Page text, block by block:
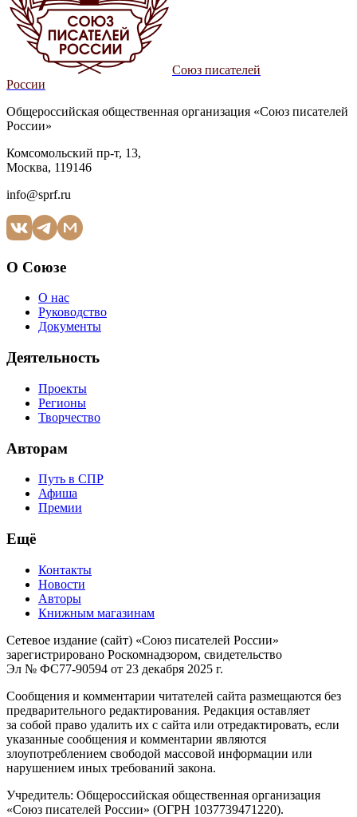
Союз писателей
России
Общероссийская общественная организация «Союз писателей
России»
Комсомольский пр-т, 13,
Москва, 119146
info@sprf.ru
О Союзе
О нас
Руководство
Документы
Деятельность
Проекты
Регионы
Творчество
Авторам
Путь в СПР
Афиша
Премии
Ещё
Контакты
Новости
Авторы
Книжным магазинам
Сетевое издание (сайт) «Союз писателей России»
зарегистрировано Роскомнадзором, свидетельство
Эл № ФС77-90594 от 23 декабря 2025 г.
Сообщения и комментарии читателей сайта размещаются без
предварительного редактирования. Редакция оставляет
за собой право удалить их с сайта или отредактировать, если
указанные сообщения и комментарии являются
злоупотреблением свободой массовой информации или
нарушением иных требований закона.
Учредитель: Общероссийская общественная организация
«Союз писателей России» (ОГРН 1037739471220).